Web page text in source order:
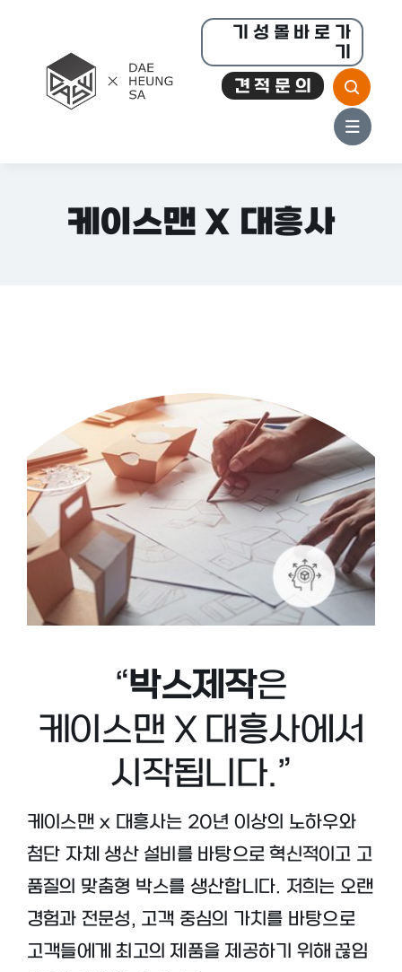
뛰
기 성 몰 바 로 가
기
견 적 문 의
케이스맨 X 대흥사
“박스제작은
케이스맨 X 대흥사에서
시작됩니다.”
케이스맨 x 대흥사는 20년 이상의 노하우와
첨단 자체 생산 설비를 바탕으로 혁신적이고 고
품질의 맞춤형 박스를 생산합니다. 저희는 오랜
경험과 전문성, 고객 중심의 가치를 바탕으로
고객들에게 최고의 제품을 제공하기 위해 끊임